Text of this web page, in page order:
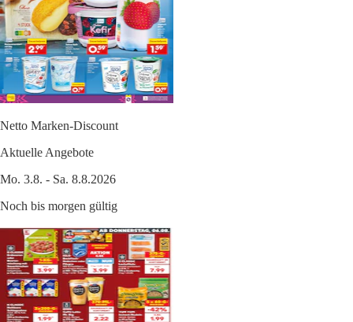
Netto Marken-Discount
Aktuelle Angebote
Mo. 3.8. - Sa. 8.8.2026
Noch bis morgen gültig